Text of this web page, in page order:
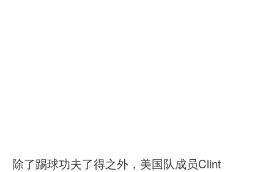
除了踢球功夫了得之外，美国队成员Clint